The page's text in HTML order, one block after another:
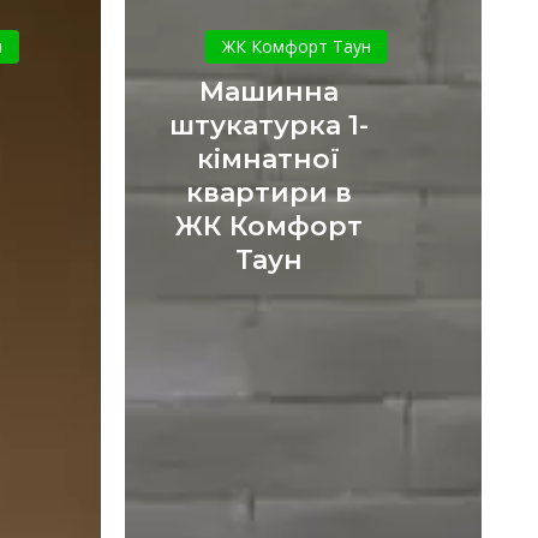
штукатурка
1-
кімнатної
квартири
в
ЖК
Комфорт
ЖК Комфорт Таун
Машинна
штукатурка 1-
кімнатної
квартири в
ЖК Комфорт
Таун